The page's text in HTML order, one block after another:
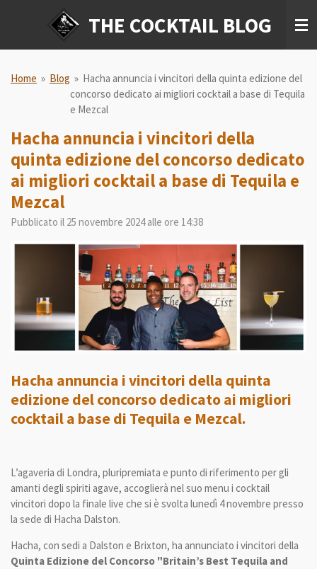
THE COCKTAIL BLOG
Home » Blog » Hacha annuncia i vincitori della quinta edizione del
concorso dedicato ai migliori cocktail a base di Tequila
e Mezcal
Hacha annuncia i vincitori della
quinta edizione del concorso dedicato
ai migliori cocktail a base di Tequila e
Mezcal
Pubblicato il 25 novembre 2024 alle ore 14:38
Hacha annuncia i vincitori della quinta
edizione del concorso dedicato ai migliori
cocktail a base di Tequila e Mezcal.
L’agaveria di Londra, pluripremiata e punto di riferimento per gli
amanti degli spiriti agave, accoglierà nel suo menu i cocktail
vincitori dopo la finale live che si è svolta lunedì 4 novembre presso
la sede di Hacha Dalston.
Hacha, con sedi a Dalston e Brixton, ha annunciato i vincitori della
Quinta Edizione del Concorso "Britain’s Best Tequila and